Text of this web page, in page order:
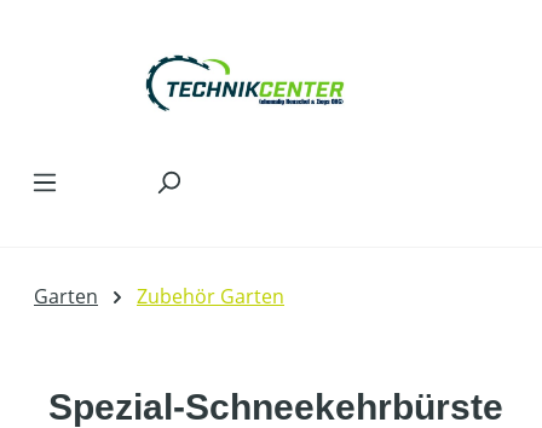
Garten Zubehör Garten
Spezial-Schneekehrbürste